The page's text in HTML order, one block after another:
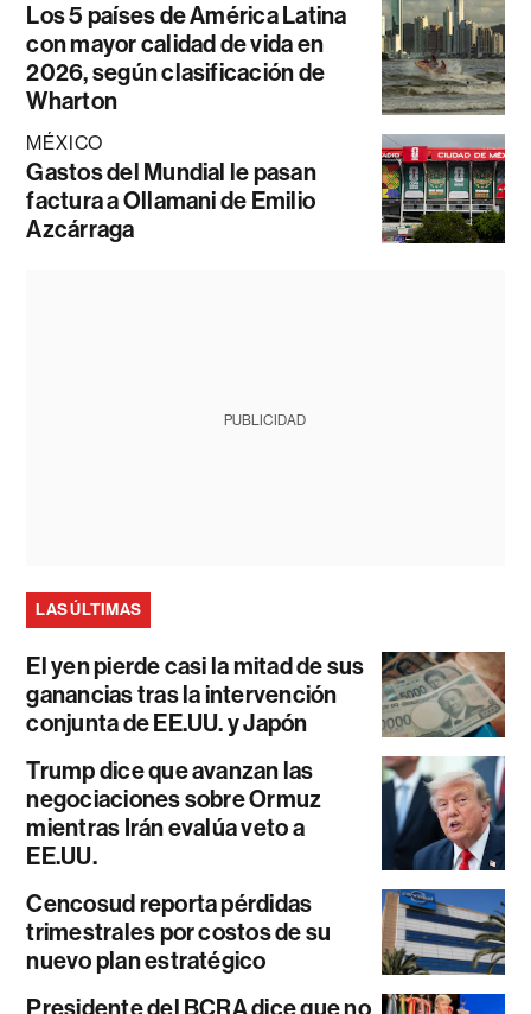
Los 5 países de América Latina
con mayor calidad de vida en
2026, según clasificación de
Wharton
MÉXICO
Gastos del Mundial le pasan
factura a Ollamani de Emilio
Azcárraga
PUBLICIDAD
LAS ÚLTIMAS
El yen pierde casi la mitad de sus
ganancias tras la intervención
conjunta de EE.UU. y Japón
Trump dice que avanzan las
negociaciones sobre Ormuz
mientras Irán evalúa veto a
EE.UU.
Cencosud reporta pérdidas
trimestrales por costos de su
nuevo plan estratégico